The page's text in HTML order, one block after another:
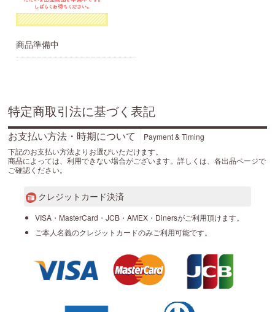
商品準備中
特定商取引法に基づく表記
お支払い方法・時期について
Payment & Timing
下記のお支払い方法よりお選びいただけます。
商品によっては、利用できない場合がございます。詳しくは、各出品ページで
ご確認ください。
クレジットカード決済
VISA・MasterCard・JCB・AMEX・Dinersがご利用頂けます。
ご本人名義のクレジットカードのみご利用可能です。